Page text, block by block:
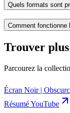
Quels formats sont
Comment fonctionne
Trouver
Parcourez la
Écran Noir |
Résumé YouTube